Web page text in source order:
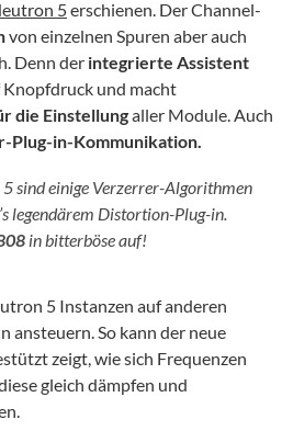
5erschienen. Der Channel-
von einzelnen Spuren aber auch
Denn der integrierte Assistent
und macht
die Einstellungaller Module. Auch
Plug-in-Kommunikation.
sind einige Verzerrer-Algorithmen
legendärem Distortion-Plug-in.
in bitterböse auf!
5 Instanzen auf anderen
ansteuern. So kann der neue
zeigt, wie sich Frequenzen
gleich dämpfen und